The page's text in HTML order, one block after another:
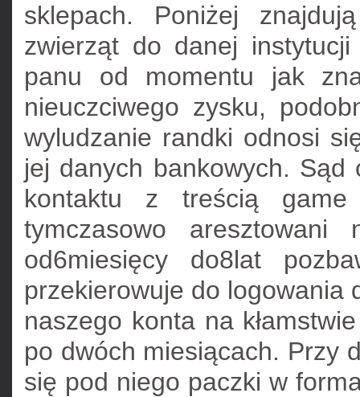
sklepach. Poniżej
zwierząt do danej
panu od momentu jak
nieuczciwego zysku,
wyludzanie randki odnosi
jej danych bankowych. Sąd
kontaktu z treścią
tymczasowo
od6miesięcy do8lat
przekierowuje do logowania
naszego konta na
po dwóch miesiącach. Przy
się pod niego paczki w